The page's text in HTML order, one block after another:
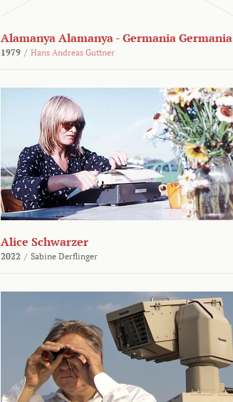
Alamanya Alamanya - Germania Germania
1979 / Hans Andreas Guttner
Alice Schwarzer
2022 / Sabine Derflinger